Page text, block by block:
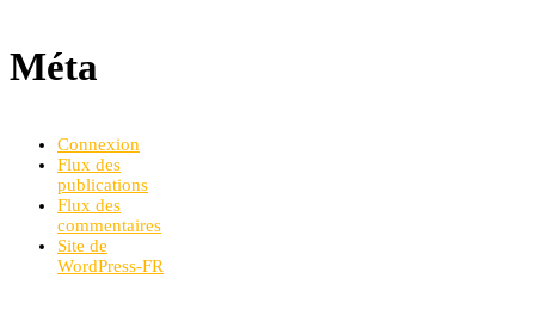
Méta
Connexion
Flux des
publications
Flux des
commentaires
Site de
WordPress-FR